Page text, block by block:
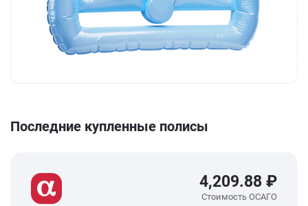
Последние купленные полисы
4,209.88 ₽
Стоимость ОСАГО